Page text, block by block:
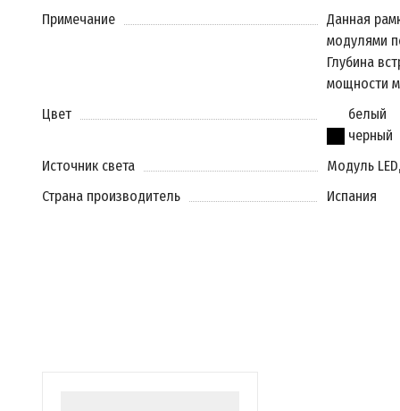
Примечание
Данная
модулями
Глубина
мощности
Цвет
белый
черный
Источник света Модуль
Страна производитель
Испания